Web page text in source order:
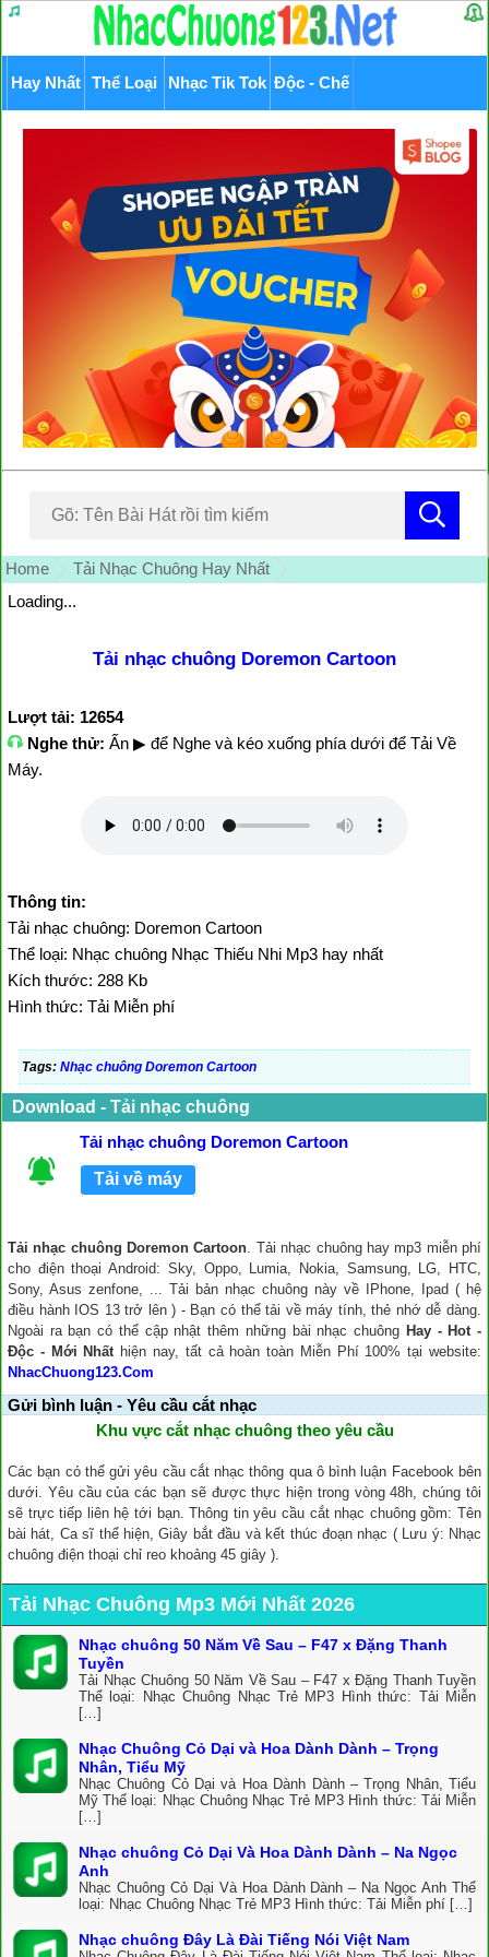
Hay Nhất Thể Loại Nhạc Tik Tok Độc - Chế
Home
Tải Nhạc Chuông Hay Nhất
Loading...
Tải nhạc chuông Doremon Cartoon
Lượt tải: 12654
Nghe thử: Ấn ▶ để Nghe và kéo xuống phía dưới để Tải Về
Máy.
Thông tin:
Tải nhạc chuông: Doremon Cartoon
Thể loại: Nhạc chuông Nhạc Thiếu Nhi Mp3 hay nhất
Kích thước: 288 Kb
Hình thức: Tải Miễn phí
Tags: Nhạc chuông Doremon Cartoon
Download - Tải nhạc chuông
Tải nhạc chuông Doremon Cartoon
Tải về máy
Tải nhạc chuông Doremon Cartoon. Tải nhạc chuông hay mp3 miễn phí
cho điện thoại Android: Sky, Oppo, Lumia, Nokia, Samsung, LG, HTC,
Sony, Asus zenfone, ... Tải bản nhạc chuông này về IPhone, Ipad ( hệ
điều hành IOS 13 trở lên ) - Bạn có thể tải về máy tính, thẻ nhớ dễ dàng.
Ngoài ra bạn có thể cập nhật thêm những bài nhạc chuông Hay - Hot -
Độc - Mới Nhấthiện nay, tất cả hoàn toàn Miễn Phí 100% tại website:
NhacChuong123.Com
Gửi bình luận - Yêu cầu cắt nhạc
Khu vực cắt nhạc chuông theo yêu cầu
Các bạn có thể gửi yêu cầu cắt nhạc thông qua ô bình luận Facebook bên
dưới. Yêu cầu của các bạn sẽ được thực hiện trong vòng 48h, chúng tôi
sẽ trực tiếp liên hệ tới bạn. Thông tin yêu cầu cắt nhạc chuông gồm: Tên
bài hát, Ca sĩ thể hiện, Giây bắt đầu và kết thúc đoạn nhạc ( Lưu ý: Nhạc
chuông điện thoại chỉ reo khoảng 45 giây ).
Tải Nhạc Chuông Mp3 Mới Nhất 2026
Nhạc chuông 50 Năm Về Sau – F47 x Đặng Thanh
Tuyền
Tải Nhạc Chuông 50 Năm Về Sau – F47 x Đặng Thanh Tuyền
Thể loại: Nhạc Chuông Nhạc Trẻ MP3 Hình thức: Tải Miễn
[…]
Nhạc Chuông Cỏ Dại và Hoa Dành Dành – Trọng
Nhân, Tiểu Mỹ
Nhạc Chuông Cỏ Dại và Hoa Dành Dành – Trọng Nhân, Tiểu
Mỹ Thể loại: Nhạc Chuông Nhạc Trẻ MP3 Hình thức: Tải Miễn
[…]
Nhạc chuông Cỏ Dại Và Hoa Dành Dành – Na Ngọc
Anh
Nhạc Chuông Cỏ Dại Và Hoa Dành Dành – Na Ngọc Anh Thể
loại: Nhạc Chuông Nhạc Trẻ MP3 Hình thức: Tải Miễn phí […]
Nhạc chuông Đây Là Đài Tiếng Nói Việt Nam